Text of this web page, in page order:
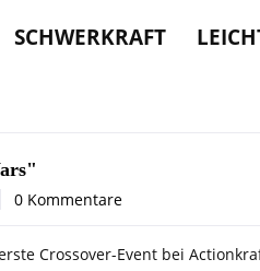
SCHWERKRAFT
0 Kommentare
Crossover-Event bei